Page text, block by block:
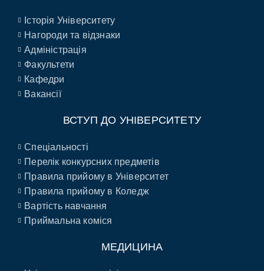
Історія Університету
Нагороди та відзнаки
Адміністрація
Факультети
Кафедри
Вакансії
ВСТУП ДО УНІВЕРСИТЕТУ
Спеціальності
Перелік конкурсних предметів
Правила прийому в Університет
Правила прийому в Коледж
Вартість навчання
Приймальна коміся
МЕДИЦИНА